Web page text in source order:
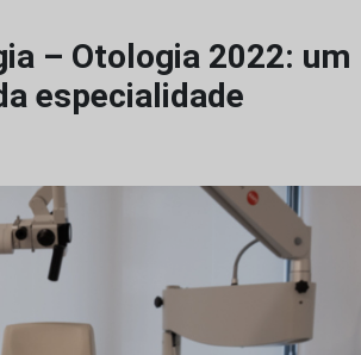
– Otologia 2022: um
especialidade